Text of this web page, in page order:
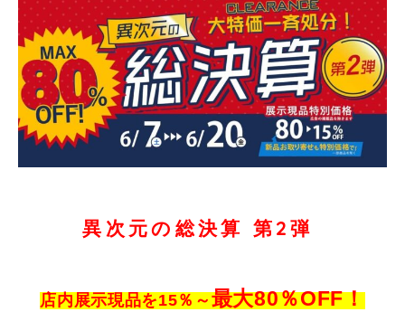
異次元の総決算 第2弾
店内展示現品を15％～最大80％OFF！